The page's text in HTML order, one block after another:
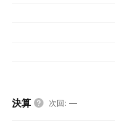
決算 次回: —